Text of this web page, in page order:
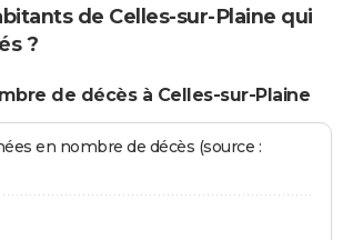
de Celles-sur-Plaine qui
?
de décès à Celles-sur-Plaine
en nombre de décès (source :